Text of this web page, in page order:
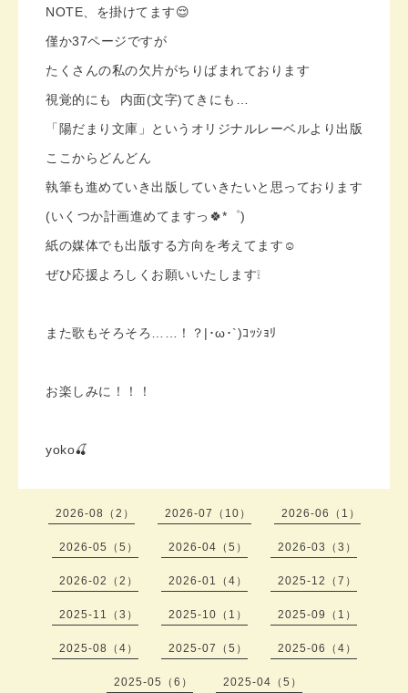
NOTE、を掛けてます😌
僅か37ページですが
たくさんの私の欠片がちりばまれております
視覚的にも 内面(文字)てきにも…
「陽だまり文庫」というオリジナルレーベルより出版
ここからどんどん
執筆も進めていき出版していきたいと思っております
(いくつか計画進めてますっ🍀*゜)
紙の媒体でも出版する方向を考えてます☺️
ぜひ応援よろしくお願いいたします❕
また歌もそろそろ……！？|･ω･`)ｺｯｼｮﾘ
お楽しみに！！！
yoko🍒
2026-08（2） 2026-07（10） 2026-06（1）
2026-05（5） 2026-04（5） 2026-03（3）
2026-02（2） 2026-01（4） 2025-12（7）
2025-11（3） 2025-10（1） 2025-09（1）
2025-08（4） 2025-07（5） 2025-06（4）
2025-05（6） 2025-04（5）